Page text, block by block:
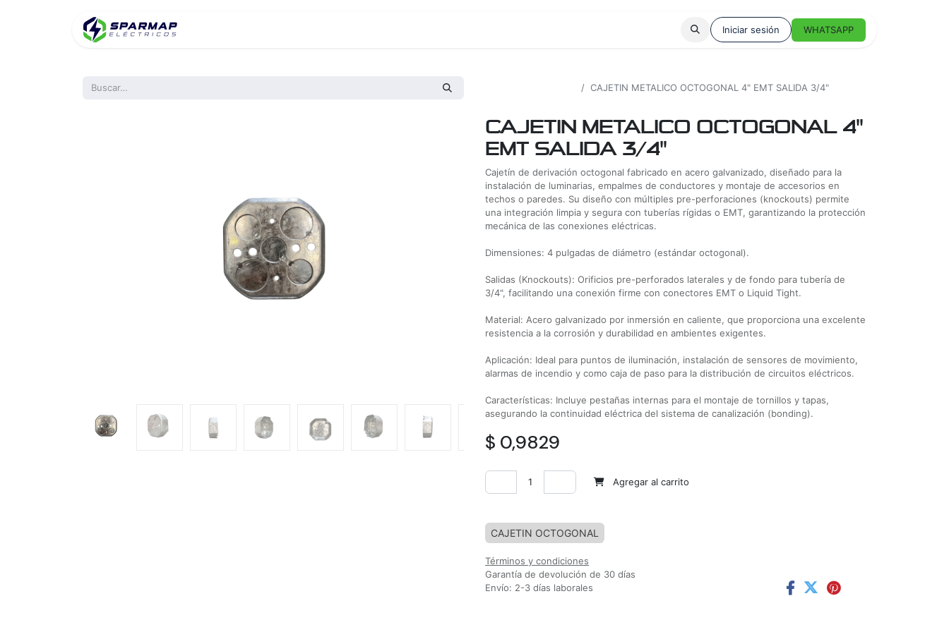
Iniciar sesión WHATSAPP
CAJETIN METALICO OCTOGONAL 4" EMT SALIDA 3/4"
CAJETIN METALICO OCTOGONAL 4"
EMT SALIDA 3/4"
Cajetín de derivación octogonal fabricado en acero galvanizado, diseñado para la
instalación de luminarias, empalmes de conductores y montaje de accesorios en
techos o paredes. Su diseño con múltiples pre-perforaciones (knockouts) permite
una integración limpia y segura con tuberías rígidas o EMT, garantizando la protección
mecánica de las conexiones eléctricas.
Dimensiones: 4 pulgadas de diámetro (estándar octogonal).
Salidas (Knockouts): Orificios pre-perforados laterales y de fondo para tubería de
3/4", facilitando una conexión firme con conectores EMT o Liquid Tight.
Material: Acero galvanizado por inmersión en caliente, que proporciona una excelente
resistencia a la corrosión y durabilidad en ambientes exigentes.
Aplicación: Ideal para puntos de iluminación, instalación de sensores de movimiento,
alarmas de incendio y como caja de paso para la distribución de circuitos eléctricos.
Características: Incluye pestañas internas para el montaje de tornillos y tapas,
asegurando la continuidad eléctrica del sistema de canalización (bonding).
$ 0,9829
Agregar al carrito
CAJETIN OCTOGONAL
Términos y condiciones
Garantía de devolución de 30 días
Envío: 2-3 días laborales